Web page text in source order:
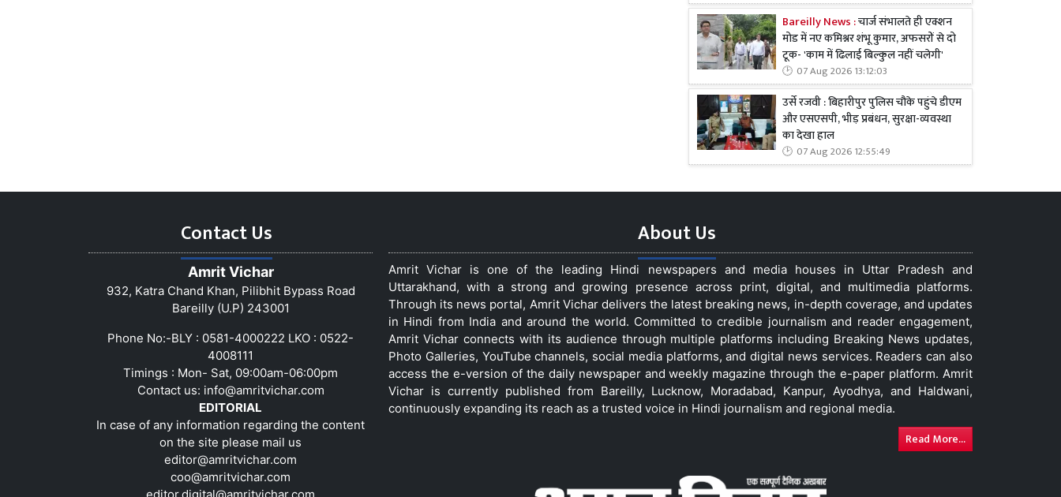
Bareilly News :चार्ज संभालते ही एक्शन
मोड में नए कमिश्नर शंभू कुमार, अफसरों से दो
टूक- 'काम में ढिलाई बिल्कुल नहीं चलेगी'
07 Aug 2026 13:12:03
उर्से रजवी : बिहारीपुर पुलिस चौके पहुंचे डीएम
और एसएसपी, भीड़ प्रबंधन, सुरक्षा-व्यवस्था
का देखा हाल
07 Aug 2026 12:55:49
Contact Us
Amrit Vichar
932, Katra Chand Khan, Pilibhit Bypass Road
Bareilly (U.P) 243001
Phone No:-BLY : 0581-4000222 LKO : 0522-
4008111
Timings : Mon- Sat, 09:00am-06:00pm
Contact us: info@amritvichar.com
EDITORIAL
In case of any information regarding the content
on the site please mail us
editor@amritvichar.com
coo@amritvichar.com
About Us
Amrit Vichar is one of the leading Hindi newspapers and media houses in Uttar Pradesh and
Uttarakhand, with a strong and growing presence across print, digital, and multimedia platforms.
Through its news portal, Amrit Vichar delivers the latest breaking news, in-depth coverage, and updates
in Hindi from India and around the world. Committed to credible journalism and reader engagement,
Amrit Vichar connects with its audience through multiple platforms including Breaking News updates,
Photo Galleries, YouTube channels, social media platforms, and digital news services. Readers can also
access the e-version of the daily newspaper and weekly magazine through the e-paper platform. Amrit
Vichar is currently published from Bareilly, Lucknow, Moradabad, Kanpur, Ayodhya, and Haldwani,
continuously expanding its reach as a trusted voice in Hindi journalism and regional media.
Read More...